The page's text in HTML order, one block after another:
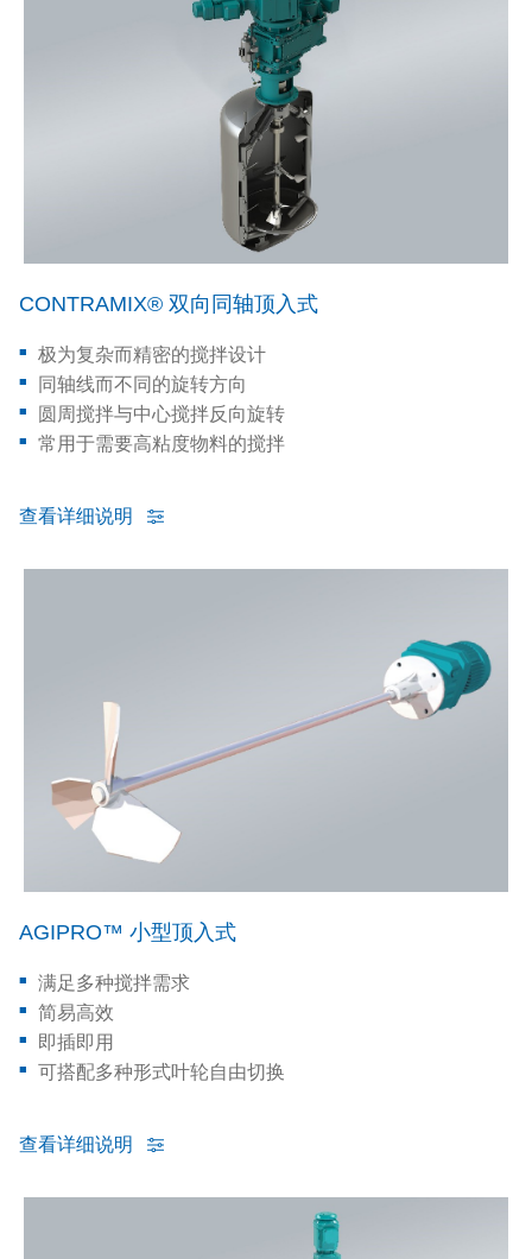
CONTRAMIX® 双向同轴顶入式
极为复杂而精密的搅拌设计
同轴线而不同的旋转方向
圆周搅拌与中心搅拌反向旋转
常用于需要高粘度物料的搅拌
查看详细说明
AGIPRO™ 小型顶入式
满足多种搅拌需求
简易高效
即插即用
可搭配多种形式叶轮自由切换
查看详细说明